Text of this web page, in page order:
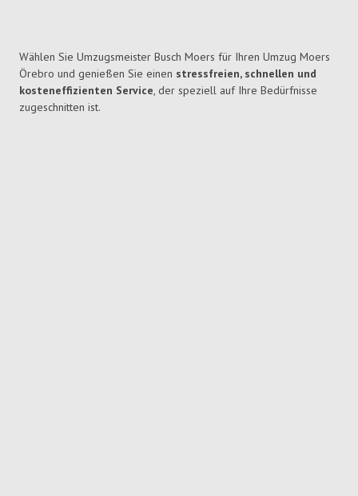
Wählen Sie Umzugsmeister Busch Moers für Ihren Umzug Moers
Örebro und genießen Sie einen stressfreien, schnellen und
kosteneffizienten Service, der speziell auf Ihre Bedürfnisse
zugeschnitten ist.